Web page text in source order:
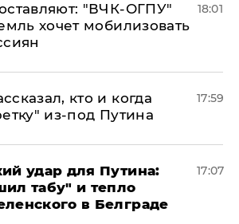
"ВЧК-ОГПУ"
хочет мобилизовать
18:01
кто и когда
из-под Путина
17:59
удар для Путина:
табу" и тепло
в Белграде
17:07